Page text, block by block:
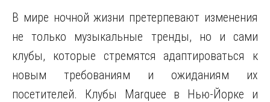
В мире ночной жизни претерпевают изменения
не только музыкальные тренды, но и сами
клубы, которые стремятся адаптироваться к
новым требованиям и ожиданиям их
посетителей. Клубы Marquee в Нью-Йорке и